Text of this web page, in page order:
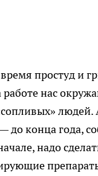
простуд и
работе нас
людей.
до конца года,
надо